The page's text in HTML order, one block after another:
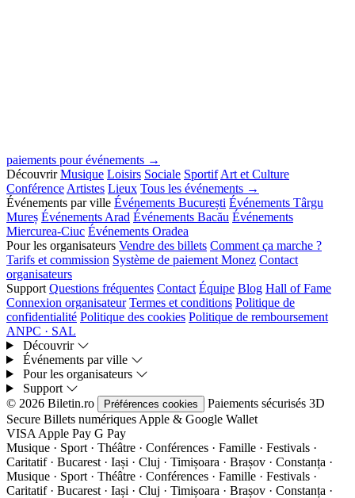
paiements pour événements →
Découvrir Musique Loisirs Sociale Sportif Art et Culture
Conférence Artistes Lieux Tous les événements →
Événements par ville Événements București Événements Târgu
Mureș Événements Arad Événements Bacău Événements
Miercurea-Ciuc Événements Oradea
Pour les organisateurs Vendre des billets Comment ça marche ?
Tarifs et commission Système de paiement Monez Contact
organisateurs
Support Questions fréquentes Contact Équipe Blog Hall of Fame
Connexion organisateur Termes et conditions Politique de
confidentialité Politique des cookies Politique de remboursement
ANPC · SAL
Découvrir
Événements par ville
Pour les organisateurs
Support
© 2026 Biletin.ro
Préférences cookies Paiements sécurisés 3D
Secure Billets numériques Apple & Google Wallet
VISA Apple Pay G Pay
Musique · Sport · Théâtre · Conférences · Famille · Festivals ·
Caritatif · Bucarest · Iași · Cluj · Timișoara · Brașov · Constanța ·
Musique · Sport · Théâtre · Conférences · Famille · Festivals ·
Caritatif · Bucarest · Iași · Cluj · Timișoara · Brașov · Constanța ·